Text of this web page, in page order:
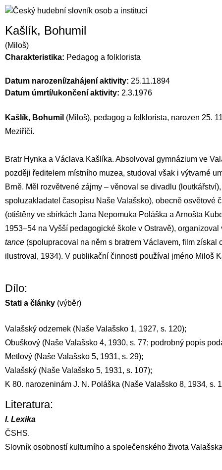
Kašlík, Bohumil
(Miloš)
Charakteristika: Pedagog a folklorista
Datum narození/zahájení aktivity: 25.11.1894
Datum úmrtí/ukončení aktivity: 2.3.1976
Kašlík, Bohumil (Miloš), pedagog a folklorista, narozen 25.
Meziříčí.
Bratr Hynka a Václava Kašlíka. Absolvoval gymnázium ve
později ředitelem místního muzea, studoval však i výtvarné
Brně. Měl rozvětvené zájmy – věnoval se divadlu
spoluzakladatel časopisu Naše Valašsko), obecně
(otištěny ve sbírkách Jana Nepomuka Poláška a Arnošta
1953–54 na Vyšší pedagogické škole v Ostravě),
tance (spolupracoval na něm s bratrem Václavem, film získal
ilustroval, 1934). V publikační činnosti používal jméno Miloš
Dílo:
Stati a články (výběr)
Valašský odzemek (Naše Valašsko 1, 1927, s. 120);
Obuškový (Naše Valašsko 4, 1930, s. 77; podrobný popis
Metlový (Naše Valašsko 5, 1931, s. 29);
Valašský (Naše Valašsko 5, 1931, s. 107);
K 80. narozeninám J. N. Poláška (Naše Valašsko 8, 1934, s.
Literatura:
I. Lexika
ČSHS.
Slovník osobností kulturního a společenského života